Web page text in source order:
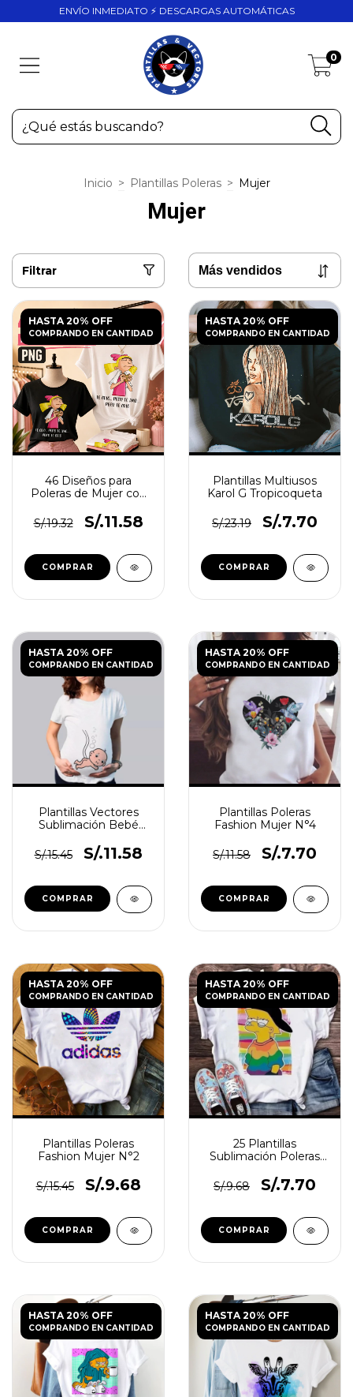
ENVÍO INMEDIATO ⚡ DESCARGAS AUTOMÁTICAS
0
Inicio > Plantillas Poleras > Mujer
Mujer
Filtrar
HASTA 20% OFF
COMPRANDO EN CANTIDAD
46 Diseños para
Poleras de Mujer con
S/.19.32
S/.11.58
HASTA 20% OFF
COMPRANDO EN CANTIDAD
Plantillas Multiusos
Karol G Tropicoqueta
S/.23.19 S/.7.70
HASTA 20% OFF
COMPRANDO EN CANTIDAD
Plantillas Vectores
Sublimación Bebé
Diseños!
S/.15.45 S/.11.58
HASTA 20% OFF
COMPRANDO EN CANTIDAD
Plantillas Poleras
Fashion Mujer N°4
S/.11.58 S/.7.70
HASTA 20% OFF
COMPRANDO EN CANTIDAD
Plantillas Poleras
Fashion Mujer N°2
S/.15.45 S/.9.68
HASTA 20% OFF
COMPRANDO EN CANTIDAD
25 Plantillas
Sublimación Poleras
Infant
S/.9.68 S/.7.70
HASTA 20% OFF
COMPRANDO EN CANTIDAD
HASTA 20% OFF
COMPRANDO EN CANTIDAD